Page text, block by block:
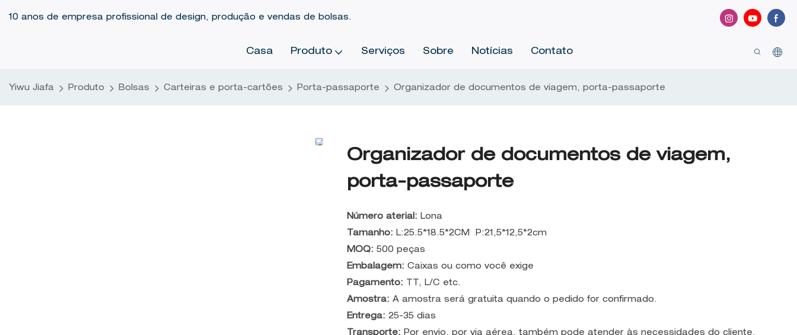
10 anos de empresa profissional de design, produção e vendas de bolsas.
Casa Produto Serviços Sobre Notícias Contato
Yiwu Jiafa Produto Bolsas Carteiras e porta-cartões Porta-passaporte Organizador de documentos de viagem, porta-passaporte
Organizador de documentos de viagem,
porta-passaporte
Número aterial: Lona
Tamanho: L:25.5*18.5*2CM P:21,5*12,5*2cm
MOQ: 500 peças
Embalagem: Caixas ou como você exige
Pagamento:
TT, L/C etc.
Amostra: A amostra será gratuita quando o pedido for confirmado.
Entrega: 25-35 dias
Transporte: Por envio, por via aérea, também pode atender às necessidades do cliente.